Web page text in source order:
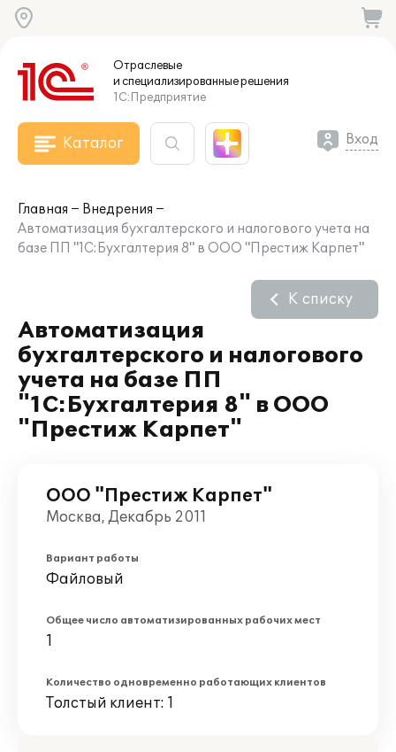
Отраслевые
и специализированныерешения
1С:Предприятие
Каталог Вход
Главная
Внедрения
Автоматизация бухгалтерского и налогового учета на
базе ПП "1С:Бухгалтерия 8" в ООО "Престиж Карпет"
Автоматизация
бухгалтерского и налогового
учета на базе ПП
"1С:Бухгалтерия 8" в ООО
"Престиж Карпет"
К списку
ООО "Престиж Карпет"
Москва, Декабрь 2011
Вариант работы
Файловый
Общее число автоматизированных рабочих мест
1
Количество одновременно работающих клиентов
Толстый клиент: 1